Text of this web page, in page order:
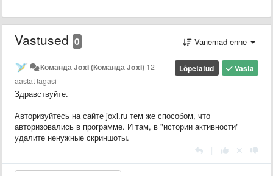
Vastused 0 Vanemad enne
Vasta
Lõpetatud
Команда Joxi (Команда Joxi) 12
aastat tagasi
Здравствуйте.
Авторизуйтесь на сайте joxi.ru тем же способом, что
авторизовались в программе. И там, в "истории активности"
удалите ненужные скриншоты.